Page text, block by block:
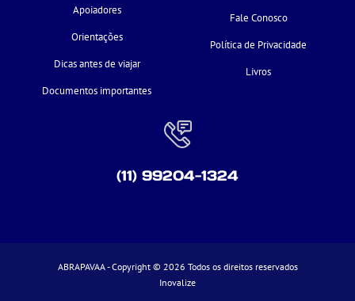
Apoiadores
Orientações
Dicas antes de viajar
Documentos importantes
Fale Conosco
Política de Privacidade
Livros
(11) 99204-1324
ABRAPAVAA - Copyright © 2026 Todos os direitos reservados
Inovalize